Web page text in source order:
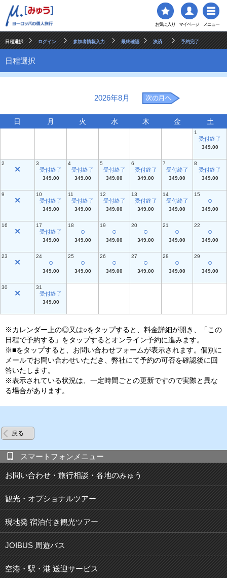
お気に入り マイページ メニュー
日程選択 ログイン 参加者情報入力 最終確認 決済 予約完了
日程選択
2026年8月
日 月 火 水 木 金 土
1
受付終了
349.00
2
✕
3
受付終了
349.00
4
受付終了
349.00
5
受付終了
349.00
6
受付終了
349.00
7
受付終了
349.00
8
受付終了
349.00
9
✕
10
受付終了
349.00
11
受付終了
349.00
12
受付終了
349.00
13
受付終了
349.00
14
受付終了
349.00
15
○
349.00
16
✕
17
受付終了
349.00
18
○
349.00
19
○
349.00
20
○
349.00
21
○
349.00
22
○
349.00
23
✕
24
○
349.00
25
○
349.00
26
○
349.00
27
○
349.00
28
○
349.00
29
○
349.00
30
✕
31
受付終了
349.00
※カレンダー上の◎又は○をタップすると、料金詳細が開き、「この
日程で予約する」をタップするとオンライン予約に進みます。
※■をタップすると、お問い合わせフォームが表示されます。個別に
メールでお問い合わせいただき、弊社にて予約の可否を確認後に回
答いたします。
※表示されている状況は、一定時間ごとの更新ですので実際と異な
る場合があります。
戻る
スマートフォンメニュー
お問い合わせ・旅行相談・各地のみゅう
観光・オプショナルツアー
現地発 宿泊付き観光ツアー
JOIBUS 周遊バス
空港・駅・港 送迎サービス